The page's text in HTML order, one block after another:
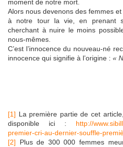
moment de notre mort.
Alors nous devenons des femmes
à notre tour la vie, en prenant
cherchant à nuire le moins
nous-mêmes.
C’est l’innocence du nouveau-né
innocence qui signifie à l’origine : «
[1] La première partie de cet
disponible ici : http://
premier-cri-au-dernier-souffle-
[2] Plus de 300 000 femmes